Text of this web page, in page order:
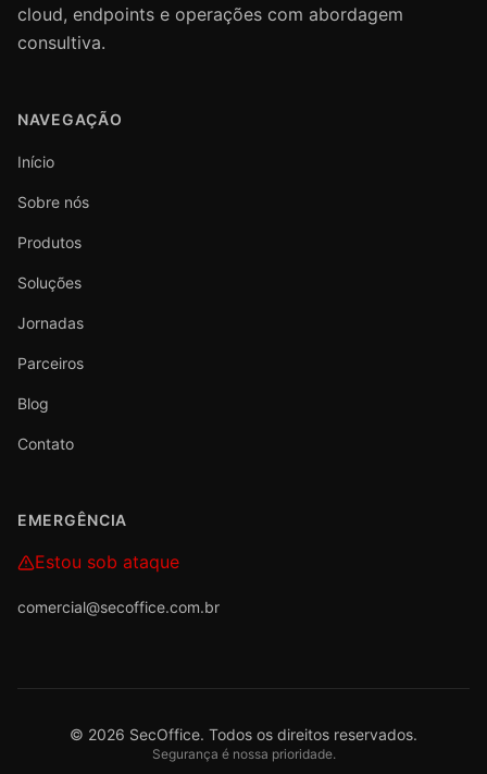
cloud, endpoints e operações com abordagem
consultiva.
NAVEGAÇÃO
Início
Sobre nós
Produtos
Soluções
Jornadas
Parceiros
Blog
Contato
EMERGÊNCIA
Estou sob ataque
comercial@secoffice.com.br
© 2026 SecOffice. Todos os direitos reservados.
Segurança é nossa prioridade.